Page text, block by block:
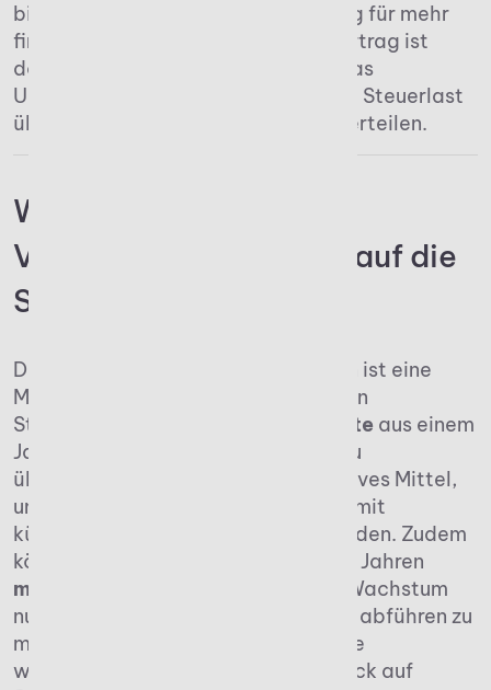
bietet er eine steuerliche Entlastung für mehr
finanzielle Stabilität. Der Verlustvortrag ist
damit ein
, das
Unternehmer nutzen können, um ihre Steuerlast
über die Jahre hinweg optimal zu verteilen.
Was bedeutet der
Verlustabzug mit Blick auf die
Steuer?
Der Verlustvortrag für Unternehmen ist eine
Möglichkeit innerhalb des deutschen
Steuerrechts, die es erlaubt,
Verluste aus einem
Jahr in zukünftige Geschäftsjahre zu
übertragen. Damit ist er ein attraktives Mittel,
um Steuern zu sparen, da Einbußen mit
künftigen Gewinnen verrechnet werden. Zudem
können Führungskräfte in folgenden Jahren
mehr Kapital
für Investitionen und Wachstum
nutzen, statt es in Form von Steuern abführen zu
müssen. Es handelt sich also um eine
wesentliche Unterstützung in Hinblick auf